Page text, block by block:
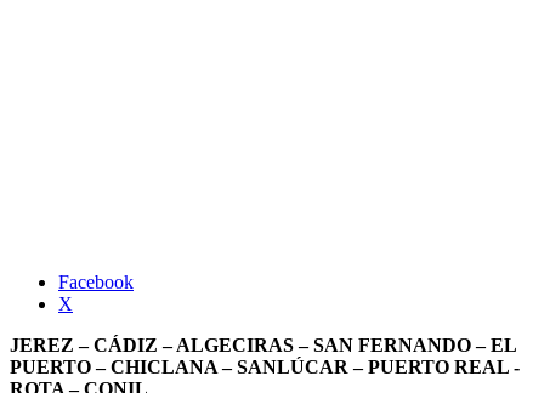
Facebook
X
JEREZ – CÁDIZ – ALGECIRAS – SAN FERNANDO – EL
PUERTO – CHICLANA – SANLÚCAR – PUERTO REAL -
ROTA – CONIL